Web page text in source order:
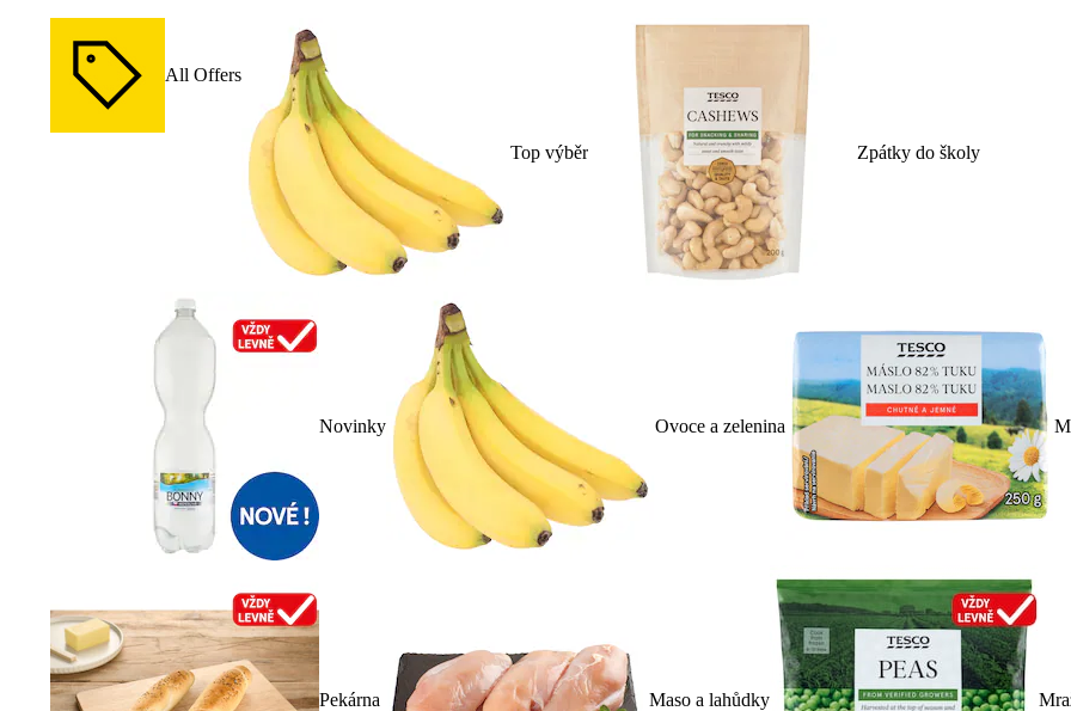
All Offers
Top výběr Zpátky do školy
Novinky Ovoce a zelenina
Pekárna Maso a lahůdky